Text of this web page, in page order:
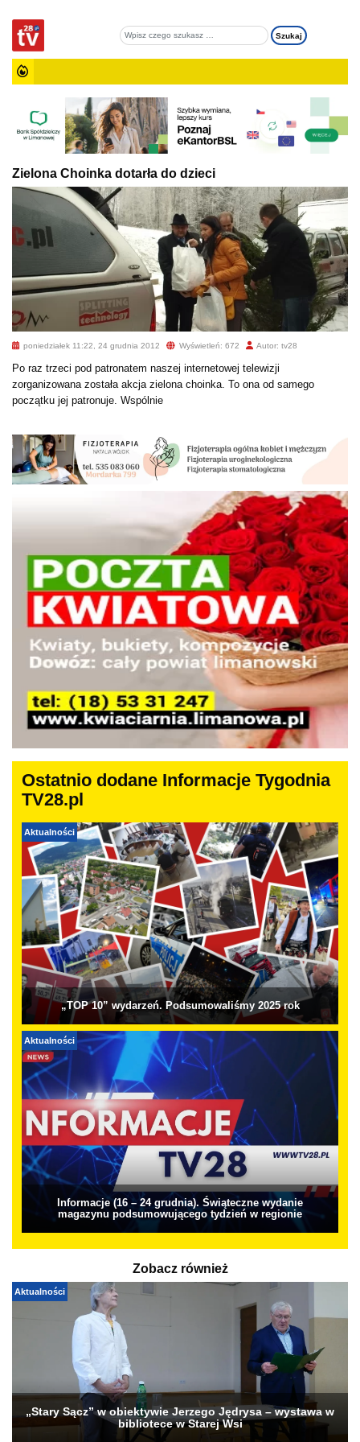
Zielona Choinka dotarła do dzieci
poniedziałek 11:22, 24 grudnia 2012 Wyświetleń: 672 Autor: tv28
Po raz trzeci pod patronatem naszej internetowej telewizji
zorganizowana została akcja zielona choinka. To ona od samego
początku jej patronuje. Wspólnie
Ostatnio dodane Informacje Tygodnia
TV28.pl
Aktualności
„TOP 10” wydarzeń. Podsumowaliśmy 2025 rok
Aktualności
Informacje (16 – 24 grudnia). Świąteczne wydanie
magazynu podsumowującego tydzień w regionie
Zobacz również
Aktualności
„Stary Sącz” w obiektywie Jerzego Jędrysa – wystawa w
bibliotece w Starej Wsi